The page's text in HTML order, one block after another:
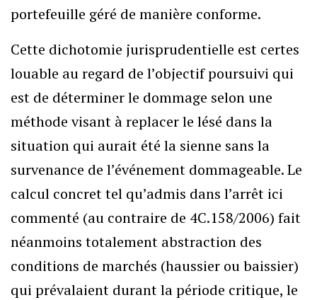
portefeuille géré de manière conforme.
Cette dichotomie jurisprudentielle est certes
louable au regard de l’objectif poursuivi qui
est de déterminer le dommage selon une
méthode visant à replacer le lésé dans la
situation qui aurait été la sienne sans la
survenance de l’événement dommageable. Le
calcul concret tel qu’admis dans l’arrêt ici
commenté (au contraire de 4C.158/2006) fait
néanmoins totalement abstraction des
conditions de marchés (haussier ou baissier)
qui prévalaient durant la période critique, le